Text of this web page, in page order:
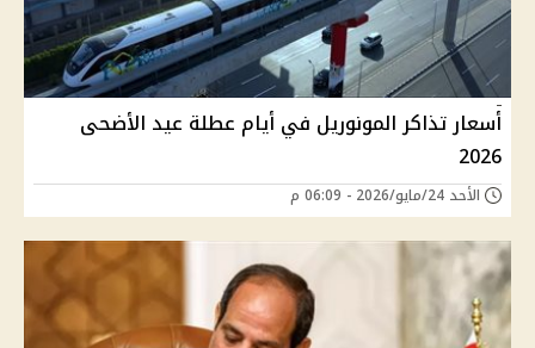
أسعار تذاكر المونوريل في أيام عطلة عيد الأضحى
2026
الأحد 24/مايو/2026 - 06:09 م